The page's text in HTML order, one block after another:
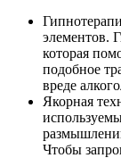
элементов.
которая
подобное
вреде
Якорная
Чтобы